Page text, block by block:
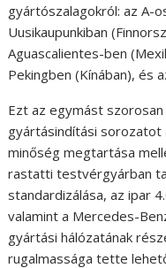
gyártószalagokról: az A-
Uusikaupunkiban
Aguascalientes-ben
Pekingben (Kínában), és
Ezt az egymást
gyártásindítási
minőség megtartása
rastatti testvérgyárban
standardizálása, az ipar
valamint a Mercedes-
gyártási hálózatának
rugalmassága tette